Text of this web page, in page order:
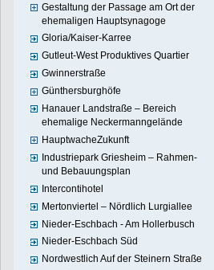
Gestaltung der Passage am Ort der
ehemaligen Hauptsynagoge
Gloria/Kaiser-Karree
Gutleut-West Produktives Quartier
Gwinnerstraße
Günthersburghöfe
Hanauer Landstraße – Bereich
ehemalige Neckermanngelände
HauptwacheZukunft
Industriepark Griesheim – Rahmen-
und Bebauungsplan
Intercontihotel
Mertonviertel – Nördlich Lurgiallee
Nieder-Eschbach - Am Hollerbusch
Nieder-Eschbach Süd
Nordwestlich Auf der Steinern Straße